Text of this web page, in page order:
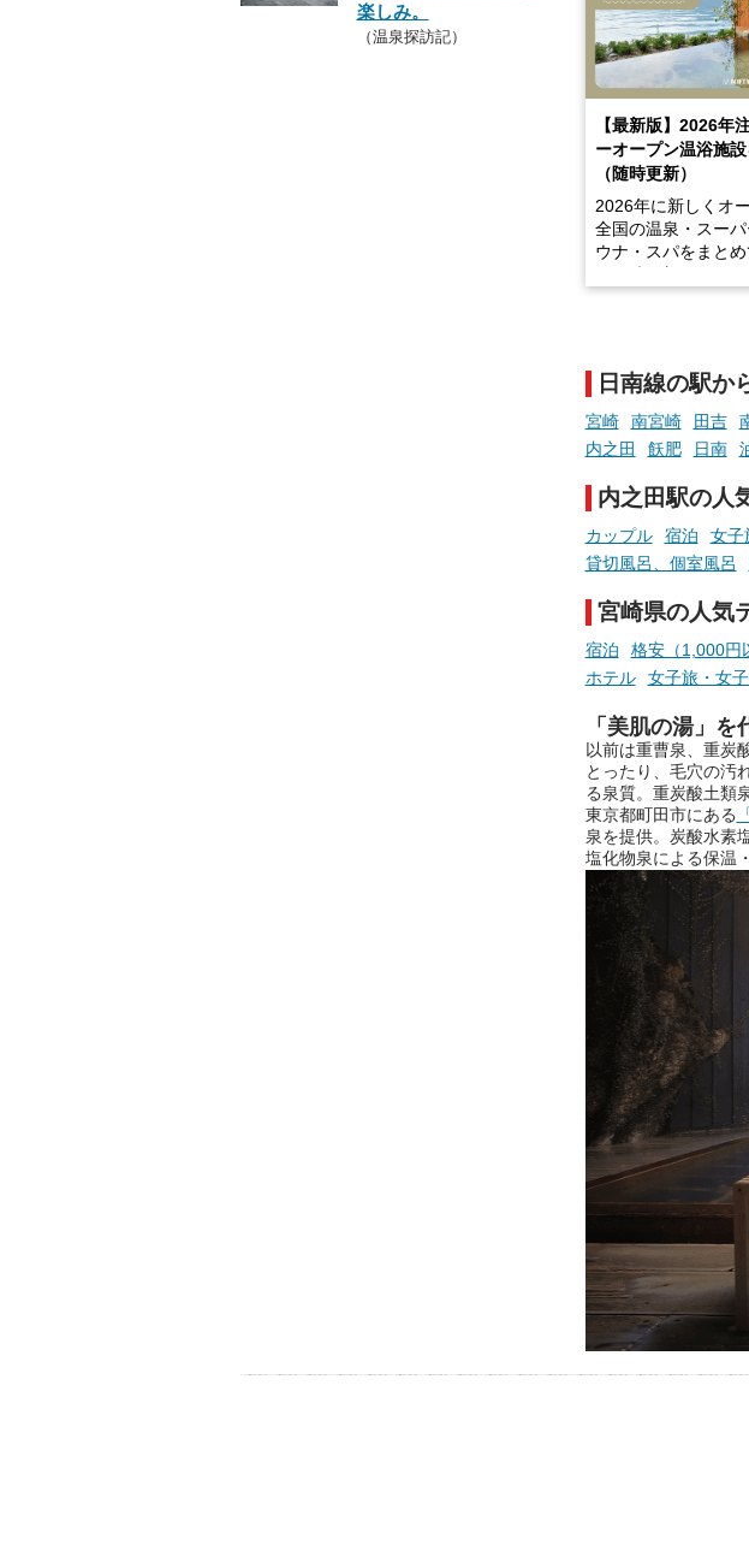
【最新版】2026年
ーオープン温浴施
（随時更新）
2026年に新しくオ
全国の温泉・スー
ウナ・スパをまとめ
います。
現地取材記事もあわ
ていますので、気
ぜひチェックして
ね。
日南線の駅か
宮崎 南宮崎 田吉
内之田
飫肥 日南
内之田駅の人
カップル 宿泊 女子
貸切風呂、個室風呂
宮崎県の人気
宿泊 格安（1,000円
ホテル
女子旅・女
「美肌の湯」を
以前は重曹泉、重炭
とったり、毛穴の汚
る泉質。重炭酸土類
東京都町田市にある
泉を提供。炭酸水素
塩化物泉による保温
楽しみ。
（温泉探訪記）